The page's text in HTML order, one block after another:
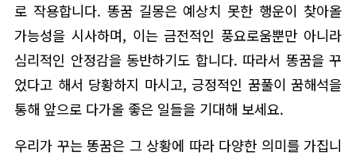
로 작용합니다. 똥꿈 길몽은 예상치 못한 행운이 찾아올
가능성을 시사하며, 이는 금전적인 풍요로움뿐만 아니라
심리적인 안정감을 동반하기도 합니다. 따라서 똥꿈을 꾸
었다고 해서 당황하지 마시고, 긍정적인 꿈풀이 꿈해석을
통해 앞으로 다가올 좋은 일들을 기대해 보세요.
우리가 꾸는 똥꿈은 그 상황에 따라 다양한 의미를 가집니